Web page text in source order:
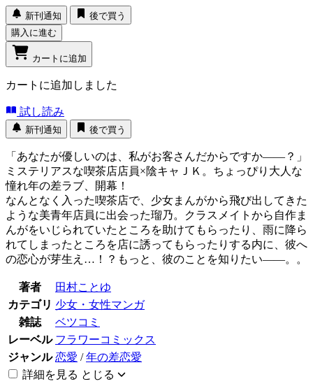
新刊通知
後で買う
購入に進む
カートに追加
カートに追加しました
試し読み
新刊通知 後で買う
「あなたが優しいのは、私がお客さんだからですか――？」
ミステリアスな喫茶店店員×陰キャＪＫ。ちょっぴり大人な
憧れ年の差ラブ、開幕！
なんとなく入った喫茶店で、少女まんがから飛び出してきた
ような美青年店員に出会った瑠乃。クラスメイトから自作ま
んがをいじられていたところを助けてもらったり、雨に降ら
れてしまったところを店に誘ってもらったりする内に、彼へ
の恋心が芽生え…！？もっと、彼のことを知りたい――。。
著者
田村ことゆ
カテゴリ 少女・女性マンガ
雑誌
ベツコミ
レーベル フラワーコミックス
ジャンル 恋愛 /年の差恋愛
詳細を見る とじる